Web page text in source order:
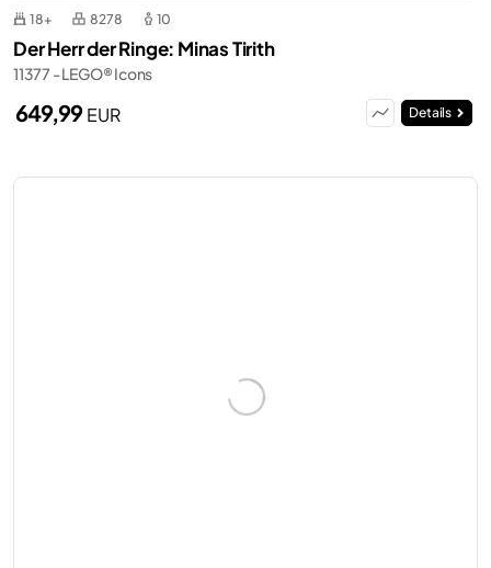
18+ 8278 10
Der Herr der Ringe: Minas Tirith
11377 - LEGO® Icons
649,99EUR Details